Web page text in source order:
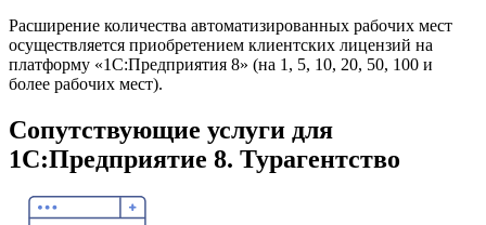
Расширение количества автоматизированных рабочих мест
осуществляется приобретением клиентских лицензий на
платформу «1С:Предприятия 8» (на 1, 5, 10, 20, 50, 100 и
более рабочих мест).
Сопутствующие услуги для
1С:Предприятие 8. Турагентство